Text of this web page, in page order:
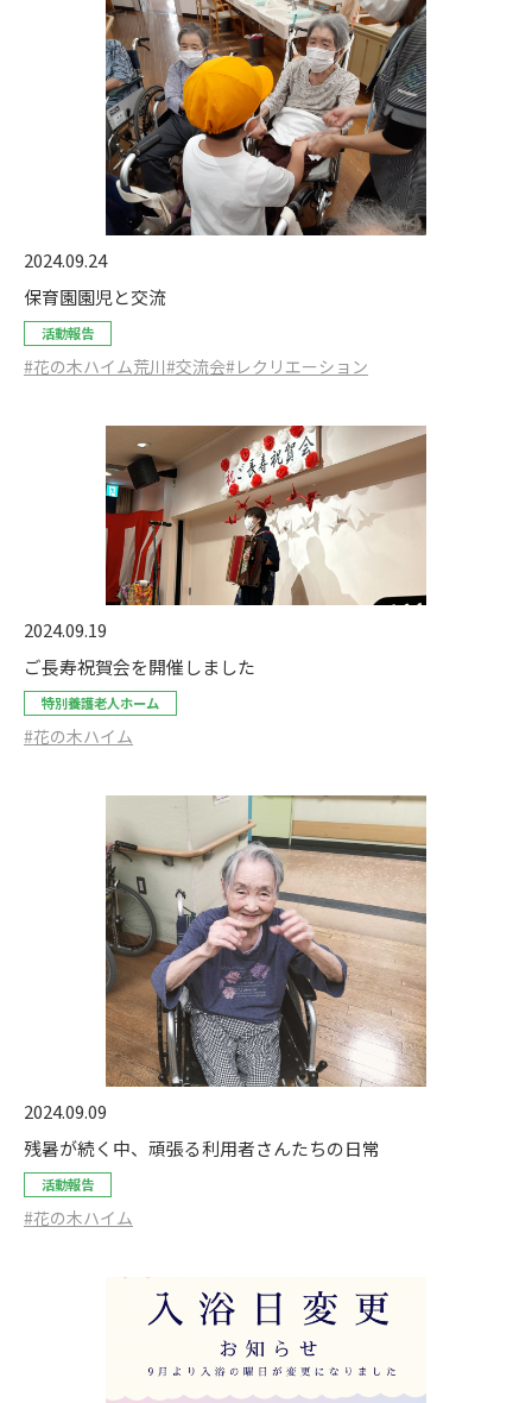
2024.09.24
保育園園児と交流
活動報告
#花の木ハイム荒川#交流会#レクリエーション
2024.09.19
ご長寿祝賀会を開催しました
特別養護老人ホーム
#花の木ハイム
2024.09.09
残暑が続く中、頑張る利用者さんたちの日常
活動報告
#花の木ハイム